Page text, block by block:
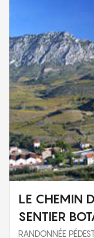
LE CHEMIN
SENTIER
RANDONNÉE